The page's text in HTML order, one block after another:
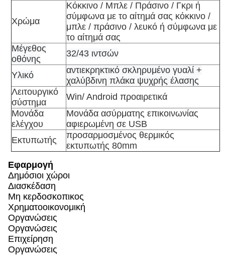
Χρώμα
Κόκκινο / Μπλε / Πράσινο / Γκρι ή
σύμφωνα με το αίτημά σας κόκκινο /
μπλε / πράσινο / λευκό ή σύμφωνα με
το αίτημά σας
Μέγεθος
οθόνης
32/43 ιντσών
Υλικό
αντιεκρηκτικό σκληρυμένο γυαλί +
χαλύβδινη πλάκα ψυχρής έλασης
Λειτουργικό
σύστημα
Win/ Android προαιρετικά
Μονάδα
ελέγχου
Μονάδα ασύρματης επικοινωνίας
αφιερωμένη σε USB
Εκτυπωτής
προσαρμοσμένος θερμικός
εκτυπωτής 80mm
Εφαρμογή
Δημόσιοι χώροι
Διασκέδαση
Μη κερδοσκοπικος
Χρηματοοικονομική
Οργανώσεις
Οργανώσεις
Επιχείρηση
Οργανώσεις